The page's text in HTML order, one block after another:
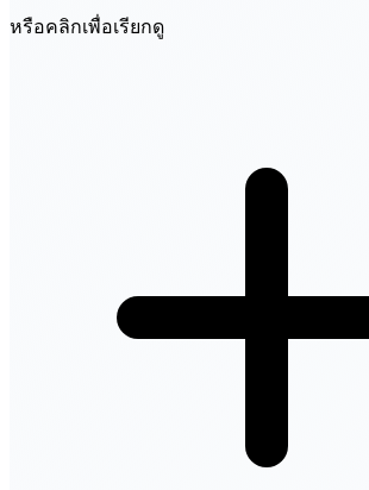
หรือคลิกเพื่อเรียกดู